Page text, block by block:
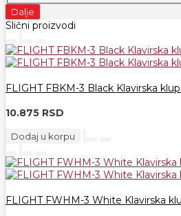
Dalje
Slični proizvodi
FLIGHT FBKM-3 Black Klavirska
10.875 RSD
Dodaj u korpu
FLIGHT FWHM-3 White Klavirska